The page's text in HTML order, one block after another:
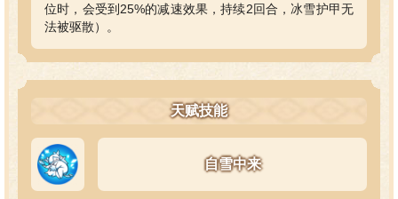
位时，会受到25%的减速效果，持续2回合，冰雪护甲无
法被驱散）。
天赋技能
自雪中来